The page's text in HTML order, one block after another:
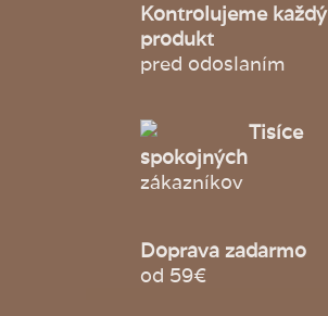
Kontrolujeme každý
produkt
pred odoslaním
Tisíce
spokojných
zákazníkov
Doprava zadarmo
od 59€